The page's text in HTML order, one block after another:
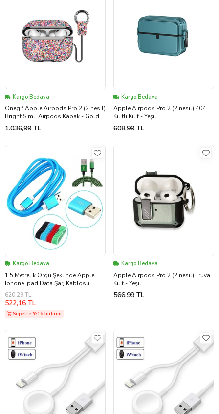
Kargo Bedava
Onegif Apple Airpods Pro 2 (2.nesil)
Bright Simli Airpods Kapak - Gold
1.036,99 TL
Kargo Bedava
Apple Airpods Pro 2 (2.nesil) 404
Kilitli Kılıf - Yeşil
608,99 TL
Kargo Bedava
1.5 Metrelik Örgü Şeklinde Apple
Iphone Ipad Data Şarj Kablosu
620,29 TL
522,16 TL
Sepette %16 İndirim
Kargo Bedava
Apple Airpods Pro 2 (2.nesil) Truva
Kılıf - Yeşil
566,99 TL